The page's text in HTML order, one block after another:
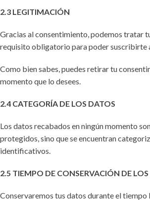
2.3 LEGITIMACIÓN
Gracias al consentimiento, podemos tratar
requisito obligatorio para poder suscribirte
Como bien sabes, puedes retirar tu
momento que lo desees.
2.4 CATEGORÍA DE LOS DATOS
Los datos recabados en ningún momento
protegidos, sino que se encuentran
identificativos.
2.5 TIEMPO DE CONSERVACIÓN DE
Conservaremos tus datos durante el tiempo